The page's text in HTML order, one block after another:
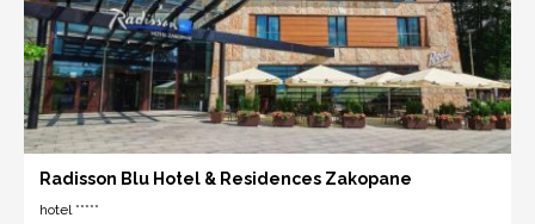
Radisson Blu Hotel & Residences Zakopane
hotel *****